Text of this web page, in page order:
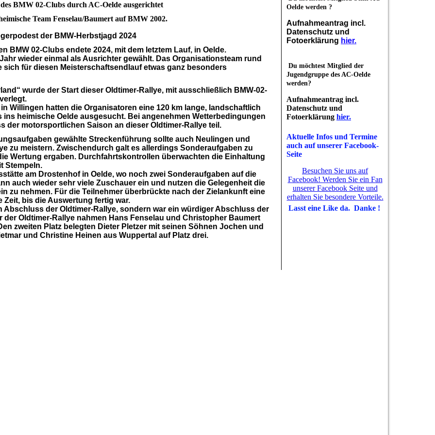
BMW 02-Clubs durch AC-Oelde ausgerichtet
Team Fenselau/Baumert auf BMW 2002.
der BMW-Herbstjagd 2024
BMW 02-Clubs endete 2024, mit dem letztem Lauf, in Oelde.
wieder einmal als Ausrichter gewählt. Das Organisationsteam rund
für diesen Meisterschaftsendlauf etwas ganz besonders
wurde der Start dieser Oldtimer-Rallye, mit ausschließlich BMW-02-
Willingen hatten die Organisatoren eine 120 km lange, landschaftlich
heimische Oelde ausgesucht. Bei angenehmen Wetterbedingungen
der motorsportlichen Saison an dieser Oldtimer-Rallye teil.
gewählte Streckenführung sollte auch Neulingen und
zu meistern. Zwischendurch galt es allerdings Sonderaufgaben zu
Wertung ergaben. Durchfahrtskontrollen überwachten die Einhaltung
Stempeln.
am Drostenhof in Oelde, wo noch zwei Sonderaufgaben auf die
auch wieder sehr viele Zuschauer ein und nutzen die Gelegenheit die
zu nehmen. Für die Teilnehmer überbrückte nach der Zielankunft eine
bis die Auswertung fertig war.
der Oldtimer-Rallye, sondern war ein würdiger Abschluss der
Oldtimer-Rallye nahmen Hans Fenselau und Christopher Baumert
zweiten Platz belegten Dieter Pletzer mit seinen Söhnen Jochen und
und Christine Heinen aus Wuppertal auf Platz drei.
Oelde werden ?
Aufnahmeantrag incl.
Datenschutz und
Fotoerklärung hier.
Du möchtest Mitglied der
Jugendgruppe des AC-Oelde
werden?
Aufnahmeantrag incl.
Datenschutz und
Fotoerklärung hier.
Aktuelle Infos und Termine
auch auf unserer Facebook-
Seite
Besuchen Sie uns auf
Facebook! Werden Sie ein Fan
unserer Facebook Seite und
erhalten Sie besondere Vorteile.
Lasst eine Like da. Danke !